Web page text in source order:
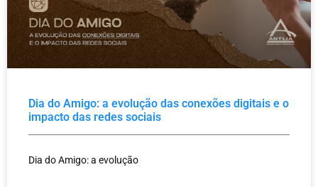
Dia do Amigo: a evolução das conexões digitais e o
impacto das redes sociais
Dia do Amigo: a evolução